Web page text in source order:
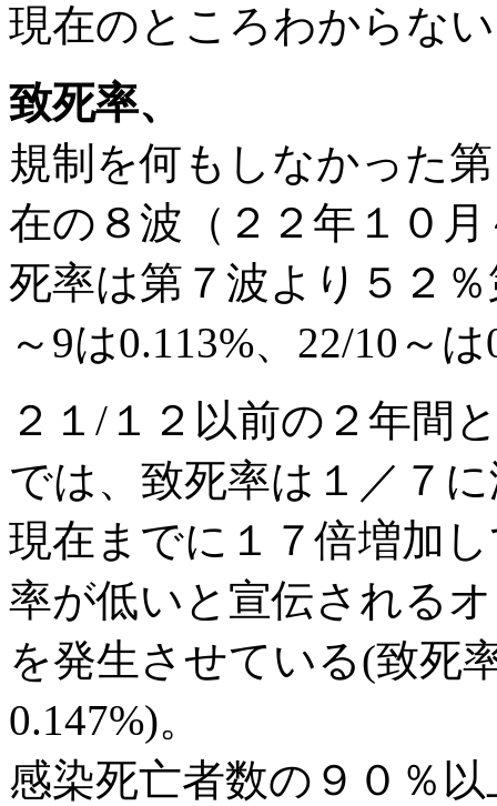
現在のところわからな
致死率、
規制を何もしなかった
在の８波（２２年１０
死率は第７波より５２
～9は0.113%、22/10～
２１/１２以前の２年間
では、致死率は１／７
現在までに１７倍増加
率が低いと宣伝される
を発生させている(致死
0.147%)。
感染死亡者数の９０％